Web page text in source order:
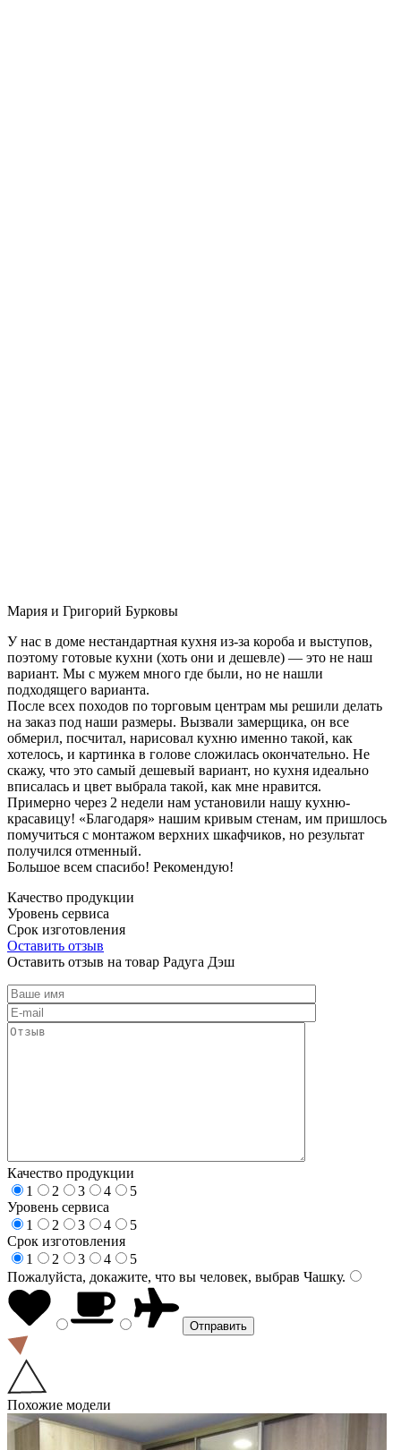
Мария и Григорий Бурковы
У нас в доме нестандартная кухня из-за короба и выступов,
поэтому готовые кухни (хоть они и дешевле) — это не наш
вариант. Мы с мужем много где были, но не нашли
подходящего варианта.
После всех походов по торговым центрам мы решили делать
на заказ под наши размеры. Вызвали замерщика, он все
обмерил, посчитал, нарисовал кухню именно такой, как
хотелось, и картинка в голове сложилась окончательно. Не
скажу, что это самый дешевый вариант, но кухня идеально
вписалась и цвет выбрала такой, как мне нравится.
Примерно через 2 недели нам установили нашу кухню-
красавицу! «Благодаря» нашим кривым стенам, им пришлось
помучиться с монтажом верхних шкафчиков, но результат
получился отменный.
Большое всем спасибо! Рекомендую!
Качество продукции
Уровень сервиса
Срок изготовления
Оставить отзыв
Оставить отзыв на товар Радуга Дэш
Качество продукции
1
2 3 4
5
Уровень сервиса
1
2 3 4
5
Срок изготовления
1
2 3 4
5
Пожалуйста, докажите, что вы человек, выбрав Чашку.
Похожие модели